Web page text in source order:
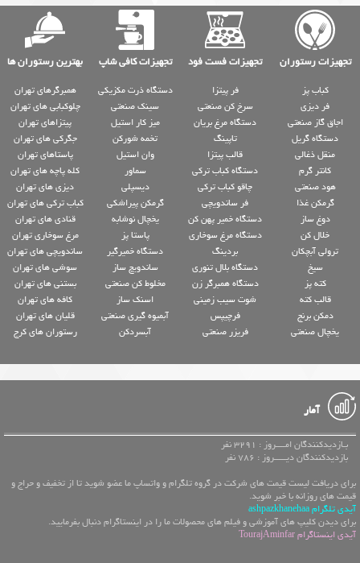
تجهیزات رستوران تجهیزات فست فود تجهیزات کافی شاپ بهترین رستوران ها
کباب پز
فر دیزی
اجاق گاز صنعتی
دستگاه گریل
منقل ذغالی
کانتر گرم
هود صنعتی
گرمکن غذا
دوغ ساز
خلال کن
ترولی آبچکان
سیخ
کته پز
قالب کته
دمکن برنج
یخچال صنعتی
فر پیتزا
سرخ کن صنعتی
دستگاه مرغ بریان
تاپینگ
قالب پیتزا
دستگاه کباب ترکی
چاقو کباب ترکی
فر ساندویچی
دستگاه خمیر پهن کن
دستگاه مرغ سوخاری
بردینگ
دستگاه بلال تنوری
دستگاه همبرگر زن
شوت سیب زمینی
فرچیپس
فریزر صنعتی
دستگاه ذرت مکزیکی
سینک صنعتی
میز کار استیل
تخمه شورکن
وان استیل
سماور
دیسپلی
گرمکن پیراشکی
یخچال نوشابه
پاستا پز
دستگاه خمیرگیر
ساندویچ ساز
مخلوط کن صنعتی
اسنک ساز
آبمیوه گیری صنعتی
آبسردکن
همبرگرهای تهران
چلوکبابی های تهران
پیتزاهای تهران
جگرکی های تهران
پاستاهای تهران
کله پاچه های تهران
دیزی های تهران
کباب ترکی های تهران
قنادی های تهران
مرغ سوخاری تهران
ساندویچی های تهران
سوشی های تهران
بستنی های تهران
کافه های تهران
قلیان های تهران
رستوران های کرج
آمار
بـازدیدکنندگان امــــروز : 3291 نفر
بازدیدکنندگان دیـــــروز : 786 نفر
برای دریافت لیست قیمت های شرکت در گروه تلگرام و واتساپ ما عضو شوید تا از تخفیف و حراج و
قیمت های روزانه با خبر شوید.
آیدی تلگرام ashpazkhanehaa
برای دیدن کلیپ های آموزشی و فیلم های محصولات ما را در اینستاگرام دنبال بفرمایید.
آیدی اینستاگرام TourajAminfar